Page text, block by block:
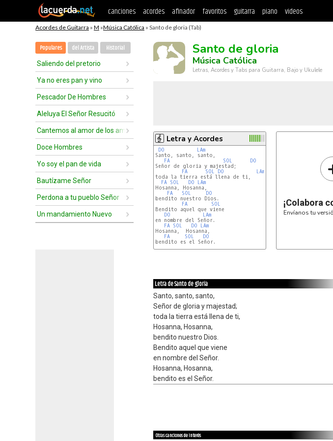
canciones acordes afinador favoritos guitarra piano videos
Acordes de Guitarra » M »Música Católica » Santo de gloria (Tab)
Populares del Artista Historial
Saliendo del pretorio
Ya no eres pan y vino
Pescador De Hombres
Aleluya El Señor Resucitó
Cantemos al amor de los amores
Doce Hombres
Yo soy el pan de vida
Bautízame Señor
Perdona a tu pueblo Señor
Un mandamiento Nuevo
Santo de gloria
Música Católica
Letras, Acordes y Tabs para Guitarra, Bajo y Ukulele
Letra y Acordes
DO
LAm
Santo, santo, santo,
FA
SOL
DO
Señor de gloria y majestad;
FA
SOL DO
LAm
toda la tierra está llena de ti,
FA SOL DO
LAm
Hosanna, Hosanna,
FA
SOL
DO
bendito nuestro Dios.
FA
SOL
Bendito aquel que viene
DO
LAm
en nombre del Señor.
FA SOL DO
LAm
Hosanna,  Hosanna,
FA
SOL
DO
bendito es el Señor.
¡Colabora
Envíanos tu
Letra de Santo de gloria
Santo, santo, santo,
Señor de gloria y majestad;
toda la tierra está llena de ti,
Hosanna, Hosanna,
bendito nuestro Dios.
Bendito aquel que viene
en nombre del Señor.
Hosanna, Hosanna,
bendito es el Señor.
Otras canciones de interés